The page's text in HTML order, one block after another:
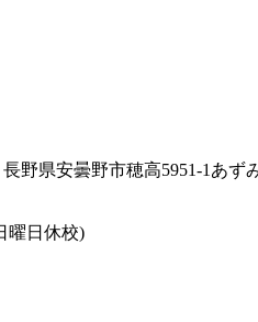
長野県安曇野市穂高5951-1あず
曜日休校)